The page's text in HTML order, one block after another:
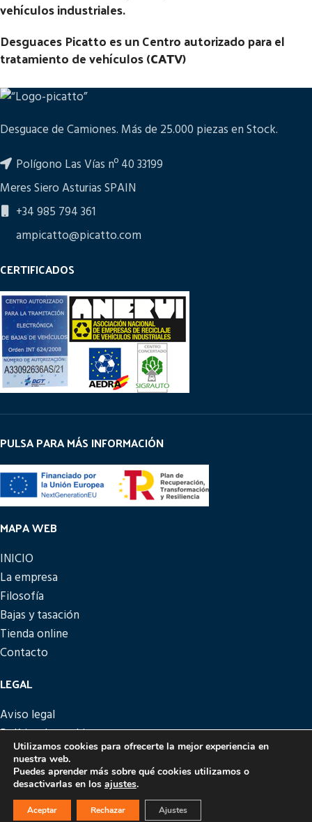
vehículos industriales.
Desguaces Picatto es un Centro autorizado para el
tratamiento de vehículos (CATV)
Desguace de Camiones. Más de 25.000 piezas en Stock.
Polígono Las Vías nº 40 33199
Meres Siero Asturias SPAIN
+34 985 794 361
ampicatto@picatto.com
CERTIFICADOS
PULSA PARA MÁS INFORMACIÓN
MAPA WEB
INICIO
La empresa
Filosofía
Bajas y tasación
Tienda online
Contacto
LEGAL
Aviso legal
Política de cookies
Política de privacidad
Política de devoluciones
PICATTO DISEÑO Y DESARROLLO
Utilizamos cookies para ofrecerte la mejor experiencia en
nuestra web.
Puedes aprender más sobre qué cookies utilizamos o
desactivarlas en los ajustes.
Aceptar Rechazar Ajustes